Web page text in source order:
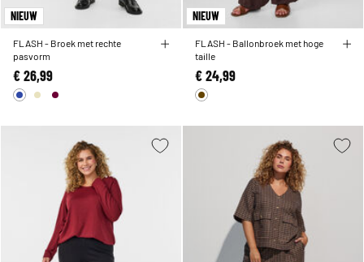
NIEUW
FLASH - Broek met rechte
pasvorm
€ 26,99
NIEUW
FLASH - Ballonbroek met hoge
taille
€ 24,99